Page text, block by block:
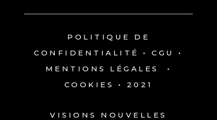
POLITIQUE DE
CONFIDENTIALITÉ
•CGU
•
MENTIONS LÉGALES
•
COOKIES
• 2021
VISIONS NOUVELLES